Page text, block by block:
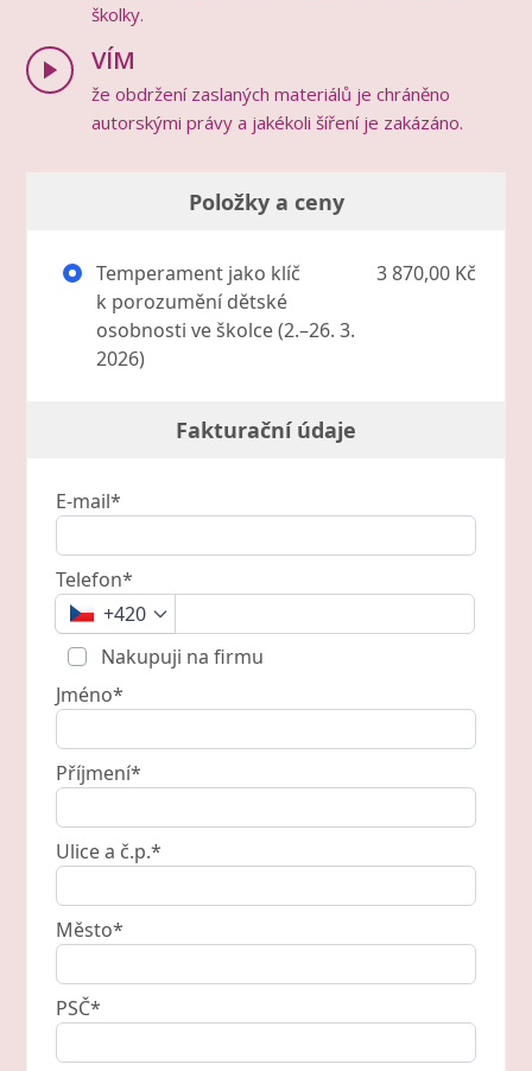
školky.
VÍM
že obdržení zaslaných materiálů je chráněno
autorskými právy a jakékoli šíření je zakázáno.
Položky a ceny
Temperament jako klíč
k porozumění dětské
osobnosti ve školce (2.–26. 3.
2026)
3 870,00 Kč
Fakturační údaje
E-mail*
Telefon*
+420
Nakupuji na firmu
Jméno*
Příjmení*
Ulice a č.p.*
Město*
PSČ*